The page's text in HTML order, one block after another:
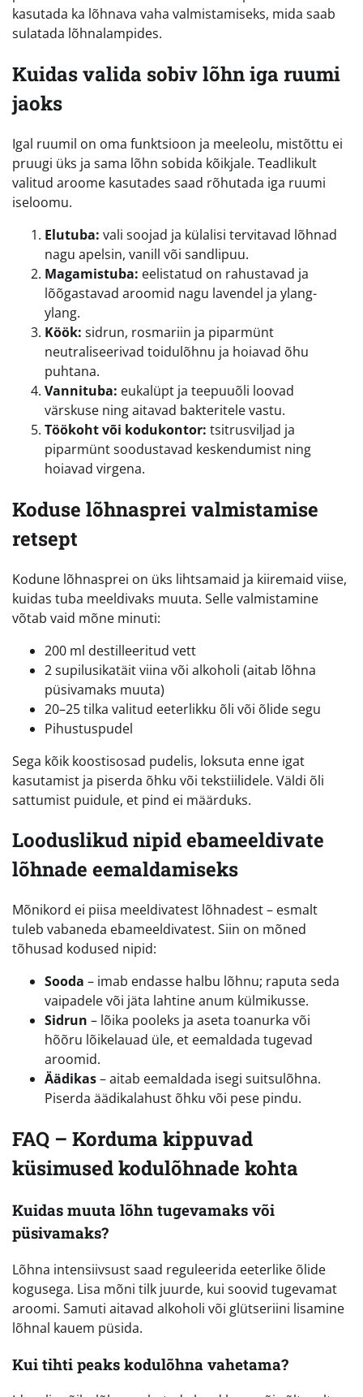
kasutada ka lõhnava vaha valmistamiseks, mida saab
sulatada lõhnalampides.
Kuidas valida sobiv lõhn iga ruumi
jaoks
Igal ruumil on oma funktsioon ja meeleolu, mistõttu ei
pruugi üks ja sama lõhn sobida kõikjale. Teadlikult
valitud aroome kasutades saad rõhutada iga ruumi
iseloomu.
Elutuba: vali soojad ja külalisi tervitavad lõhnad
nagu apelsin, vanill või sandlipuu.
Magamistuba: eelistatud on rahustavad ja
lõõgastavad aroomid nagu lavendel ja ylang-
ylang.
Köök: sidrun, rosmariin ja piparmünt
neutraliseerivad toidulõhnu ja hoiavad õhu
puhtana.
Vannituba: eukalüpt ja teepuuõli loovad
värskuse ning aitavad bakteritele vastu.
Töökoht või kodukontor: tsitrusviljad ja
piparmünt soodustavad keskendumist ning
hoiavad virgena.
Koduse lõhnasprei valmistamise
retsept
Kodune lõhnasprei on üks lihtsamaid ja kiiremaid viise,
kuidas tuba meeldivaks muuta. Selle valmistamine
võtab vaid mõne minuti:
200 ml destilleeritud vett
2 supilusikatäit viina või alkoholi (aitab lõhna
püsivamaks muuta)
20–25 tilka valitud eeterlikku õli või õlide segu
Pihustuspudel
Sega kõik koostisosad pudelis, loksuta enne igat
kasutamist ja piserda õhku või tekstiilidele. Väldi õli
sattumist puidule, et pind ei määrduks.
Looduslikud nipid ebameeldivate
lõhnade eemaldamiseks
Mõnikord ei piisa meeldivatest lõhnadest – esmalt
tuleb vabaneda ebameeldivatest. Siin on mõned
tõhusad kodused nipid:
Sooda – imab endasse halbu lõhnu; raputa seda
vaipadele või jäta lahtine anum külmikusse.
Sidrun – lõika pooleks ja aseta toanurka või
hõõru lõikelauad üle, et eemaldada tugevad
aroomid.
Äädikas– aitab eemaldada isegi suitsulõhna.
Piserda äädikalahust õhku või pese pindu.
FAQ – Korduma kippuvad
küsimused kodulõhnade kohta
Kuidas muuta lõhn tugevamaks või
püsivamaks?
Lõhna intensiivsust saad reguleerida eeterlike õlide
kogusega. Lisa mõni tilk juurde, kui soovid tugevamat
aroomi. Samuti aitavad alkoholi või glütseriini lisamine
lõhnal kauem püsida.
Kui tihti peaks kodulõhna vahetama?